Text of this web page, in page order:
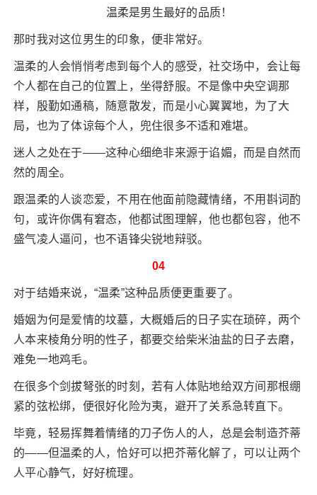
温柔是男生最好的品质！
那时我对这位男生的印象，便非常好。
温柔的人会悄悄考虑到每个人的感受，社交场中，会让每
个人都在自己的位置上，坐得舒服。不是像中央空调那
样，殷勤如通稿，随意散发，而是小心翼翼地，为了大
局，也为了体谅每个人，兜住很多不适和难堪。
迷人之处在于——这种心细绝非来源于谄媚，而是自然而
然的周全。
跟温柔的人谈恋爱，不用在他面前隐藏情绪，不用斟词酌
句，或许你偶有窘态，他都试图理解，他也都包容，他不
盛气凌人逼问，也不语锋尖锐地辩驳。
04
对于结婚来说，“温柔”这种品质便更重要了。
婚姻为何是爱情的坟墓，大概婚后的日子实在琐碎，两个
人本来棱角分明的性子，都要交给柴米油盐的日子去磨，
难免一地鸡毛。
在很多个剑拔弩张的时刻，若有人体贴地给双方间那根绷
紧的弦松绑，便很好化险为夷，避开了关系急转直下。
毕竟，轻易挥舞着情绪的刀子伤人的人，总是会制造芥蒂
的——但温柔的人，恰好可以把芥蒂化解了，可以让两个
人平心静气，好好梳理。